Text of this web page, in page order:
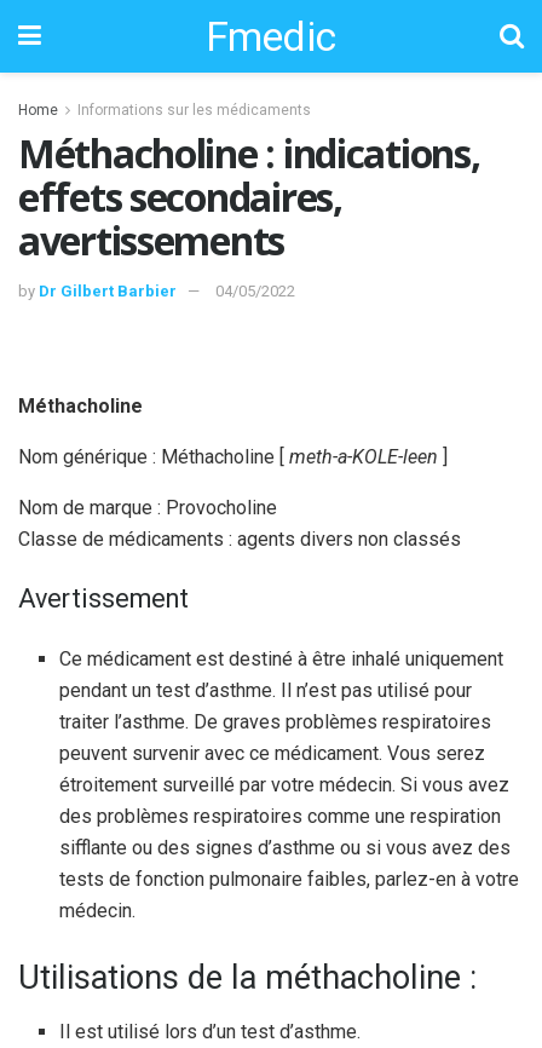
Fmedic
Home Informations sur les médicaments
Méthacholine : indications,
effets secondaires,
avertissements
by Dr Gilbert Barbier 04/05/2022
Méthacholine
Nom générique : Méthacholine [ meth-a-KOLE-leen ]
Nom de marque : Provocholine
Classe de médicaments : agents divers non classés
Avertissement
Ce médicament est destiné à être inhalé uniquement
pendant un test d’asthme. Il n’est pas utilisé pour
traiter l’asthme. De graves problèmes respiratoires
peuvent survenir avec ce médicament. Vous serez
étroitement surveillé par votre médecin. Si vous avez
des problèmes respiratoires comme une respiration
sifflante ou des signes d’asthme ou si vous avez des
tests de fonction pulmonaire faibles, parlez-en à votre
médecin.
Utilisations de la méthacholine :
Il est utilisé lors d’un test d’asthme.